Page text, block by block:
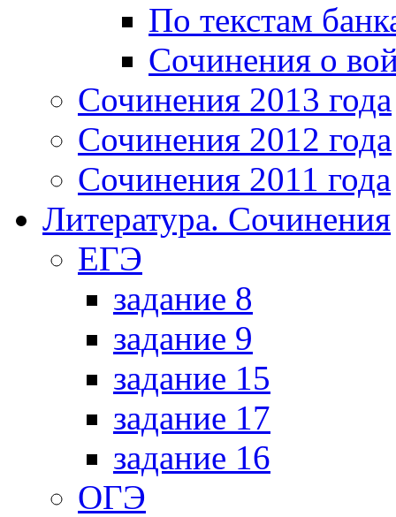
По текстам
Сочинения о
Сочинения 2013 года
Сочинения 2012 года
Сочинения 2011 года
Литература. Сочинения
ЕГЭ
задание 8
задание 9
задание 15
задание 17
задание 16
ОГЭ